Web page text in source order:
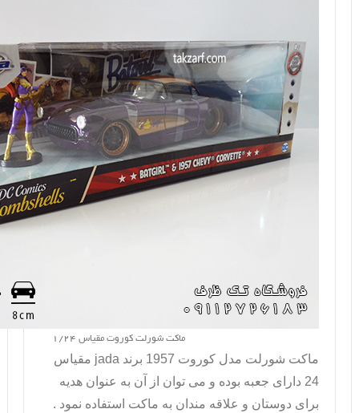
ماکت شورلت کوروت مقیاس 1/24
ماکت شورلت مدل کوروت jada مقیاس
24 دارای جعبه بوده و می توان از آن به عنوان هدیه
برای دوستان و علاقه مندان به ماکت استفاده نمود .